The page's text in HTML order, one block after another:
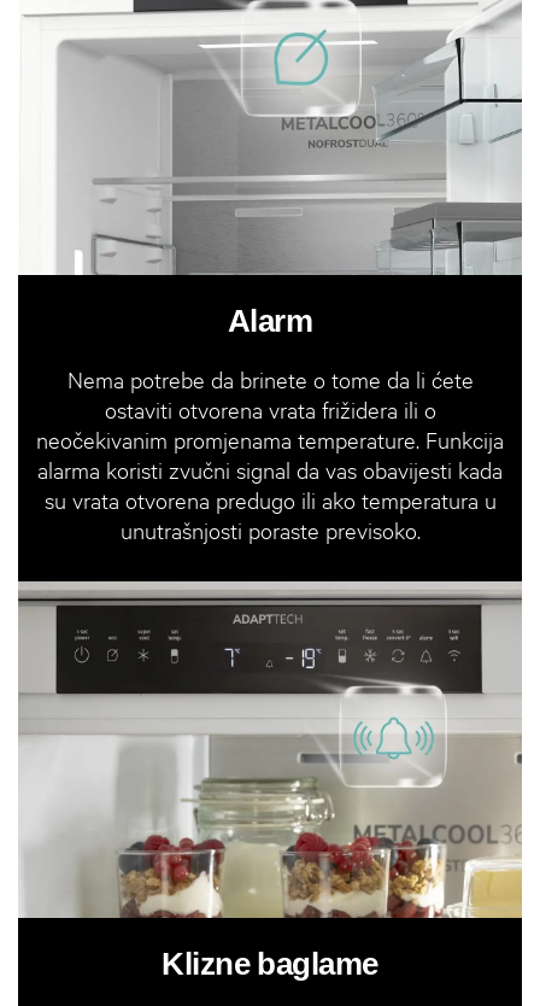
Alarm
Nema potrebe da brinete o tome da li ćete
ostaviti otvorena vrata frižidera ili o
neočekivanim promjenama temperature. Funkcija
alarma koristi zvučni signal da vas obavijesti kada
su vrata otvorena predugo ili ako temperatura u
unutrašnjosti poraste previsoko.
Klizne baglame